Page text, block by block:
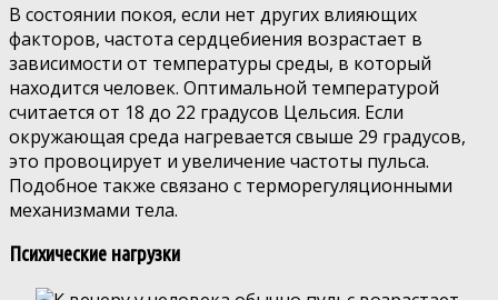
В состоянии покоя, если нет других влияющих
факторов, частота сердцебиения возрастает в
зависимости от температуры среды, в который
находится человек. Оптимальной температурой
считается от 18 до 22 градусов Цельсия. Если
окружающая среда нагревается свыше 29 градусов,
это провоцирует и увеличение частоты пульса.
Подобное также связано с терморегуляционными
механизмами тела.
Психические нагрузки